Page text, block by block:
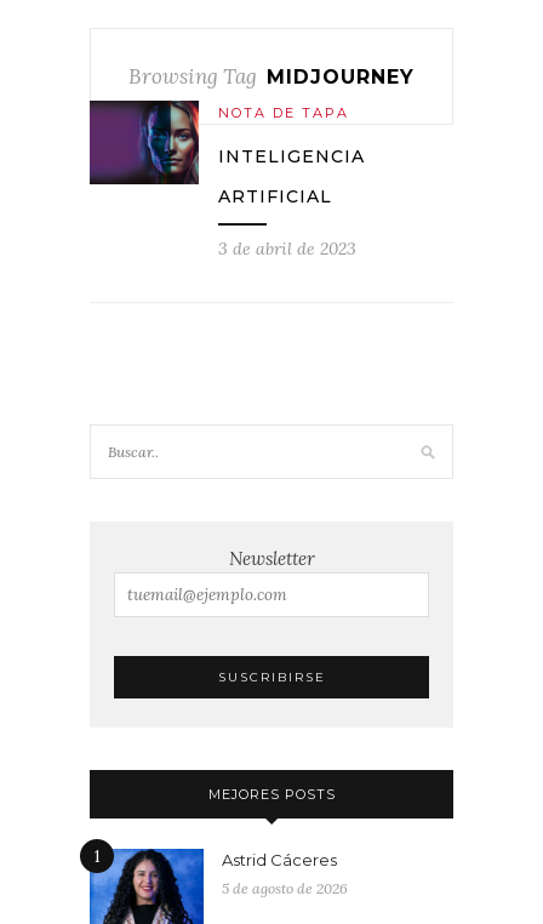
Browsing Tag MIDJOURNEY
NOTA DE TAPA
INTELIGENCIA
ARTIFICIAL
3 de abril de 2023
Newsletter
MEJORES POSTS
1 Astrid Cáceres
5 de agosto de 2026